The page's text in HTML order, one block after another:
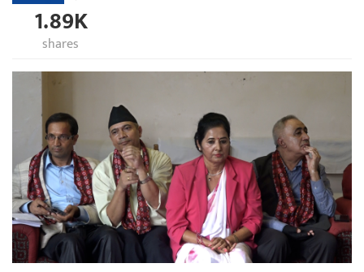
1.89K
shares